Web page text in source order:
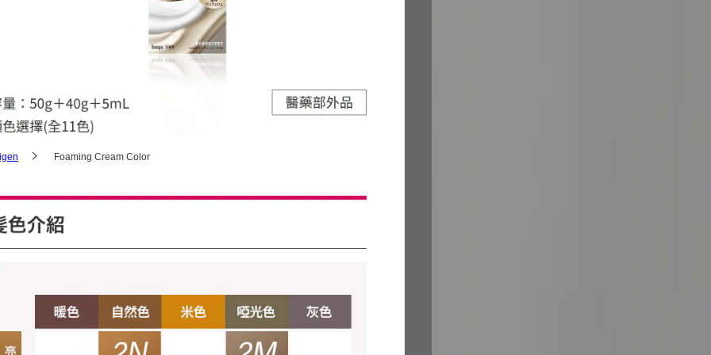
Bigen Speedy Color
Bigen Foaming Cream
Color
Bigen Hair Mascara
Bigen Color Spray
想打造白髮造型的人
Bigen GrayStyle
Gray Care Treatment
Foaming Cream Color